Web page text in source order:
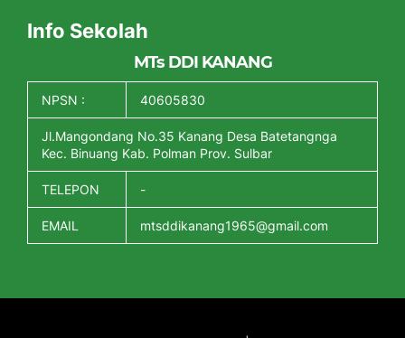
Info Sekolah
MTs DDI KANANG
NPSN : 40605830
Jl.Mangondang No.35 Kanang Desa Batetangnga
Kec. Binuang Kab. Polman Prov. Sulbar
TELEPON -
EMAIL mtsddikanang1965@gmail.com